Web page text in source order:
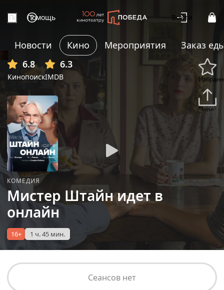
Помощь Войти
Новости Кино Мероприятия
Заказ
6.8
Кинопоиск
6.3
IMDB
КОМЕДИЯ
Мистер Штайн идет в
онлайн
16+ 1 ч. 45 мин.
Сеансов нет